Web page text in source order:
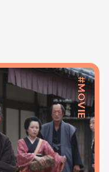
#MOVIE